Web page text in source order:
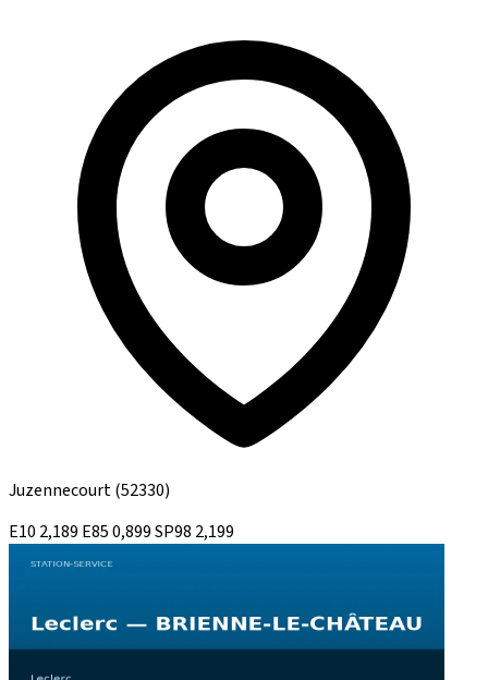
Juzennecourt(52330)
E10 2,189 E850,899SP98 2,199